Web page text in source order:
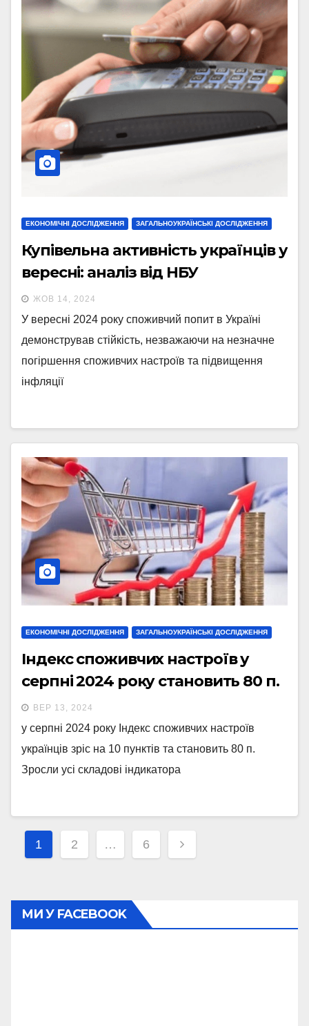
ЕКОНОМІЧНІ ДОСЛІДЖЕННЯ ЗАГАЛЬНОУКРАЇНСЬКІ ДОСЛІДЖЕННЯ
Купівельна активність українців у
вересні: аналіз від НБУ
ЖОВ 14, 2024
У вересні 2024 року споживчий попит в Україні
демонстрував стійкість, незважаючи на незначне
погіршення споживчих настроїв та підвищення
інфляції
ЕКОНОМІЧНІ ДОСЛІДЖЕННЯ ЗАГАЛЬНОУКРАЇНСЬКІ ДОСЛІДЖЕННЯ
Індекс споживчих настроїв у
серпні 2024 року становить 80 п.
ВЕР 13, 2024
у серпні 2024 року Індекс споживчих настроїв
українців зріс на 10 пунктів та становить 80 п.
Зросли усі складові індикатора
Навігація
записів
1 2 … 6
МИ У FACEBOOK